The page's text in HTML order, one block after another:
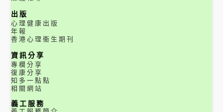
出版
心理健康出版
年報
香港心理衞生期刊
資訊分享
專欄分享
復康分享
知多一點點
相關網站
義工服務